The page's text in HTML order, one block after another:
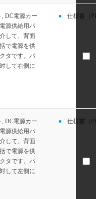
DC電源カー
源供給用パ
して、背面
で電源を供
タです。パ
して右側に
仕様書（
DC電源カー
源供給用パ
して、背面
で電源を供
タです。パ
して左側に
仕様書（